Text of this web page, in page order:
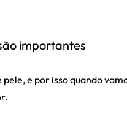
importantes
e por isso quando